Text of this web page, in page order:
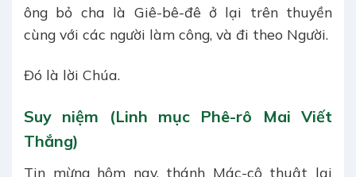
ông bỏ cha là Giê-bê-đê ở lại trên thuyền
cùng với các người làm công, và đi theo Người.
Ðó là lời Chúa.
Suy niệm (Linh mục Phê-rô Mai Viết
Thắng)
Tin mừng hôm nay, thánh Mác-cô thuật lại